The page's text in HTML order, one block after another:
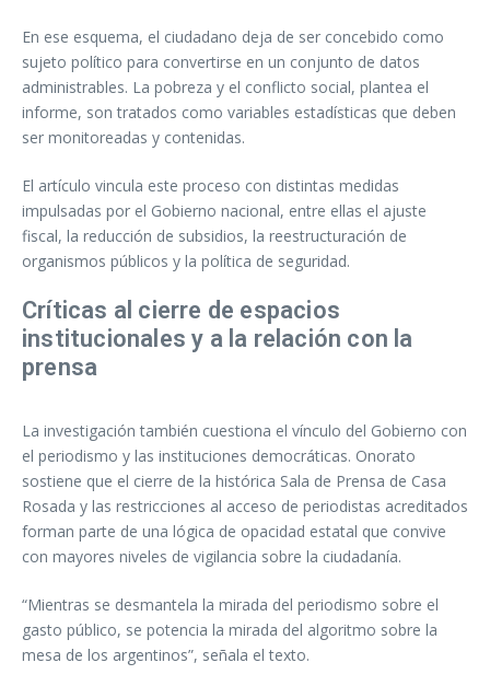
En ese esquema, el ciudadano deja de ser concebido como
sujeto político para convertirse en un conjunto de datos
administrables. La pobreza y el conflicto social, plantea el
informe, son tratados como variables estadísticas que deben
ser monitoreadas y contenidas.
El artículo vincula este proceso con distintas medidas
impulsadas por el Gobierno nacional, entre ellas el ajuste
fiscal, la reducción de subsidios, la reestructuración de
organismos públicos y la política de seguridad.
Críticas al cierre de espacios
institucionales y a la relación con la
prensa
La investigación también cuestiona el vínculo del Gobierno con
el periodismo y las instituciones democráticas. Onorato
sostiene que el cierre de la histórica Sala de Prensa de Casa
Rosada y las restricciones al acceso de periodistas acreditados
forman parte de una lógica de opacidad estatal que convive
con mayores niveles de vigilancia sobre la ciudadanía.
“Mientras se desmantela la mirada del periodismo sobre el
gasto público, se potencia la mirada del algoritmo sobre la
mesa de los argentinos”, señala el texto.